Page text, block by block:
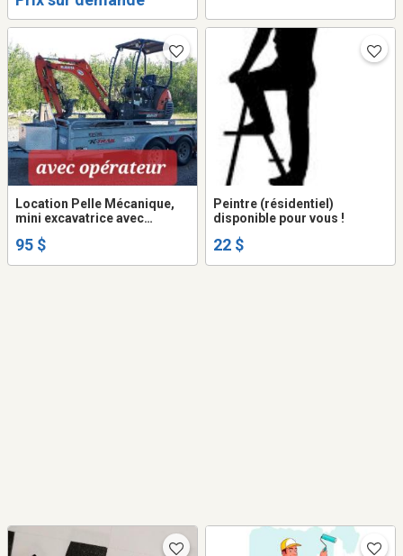
Location Pelle Mécanique,
mini excavatrice avec
95 $
Peintre (résidentiel)
disponible pour vous !
22 $